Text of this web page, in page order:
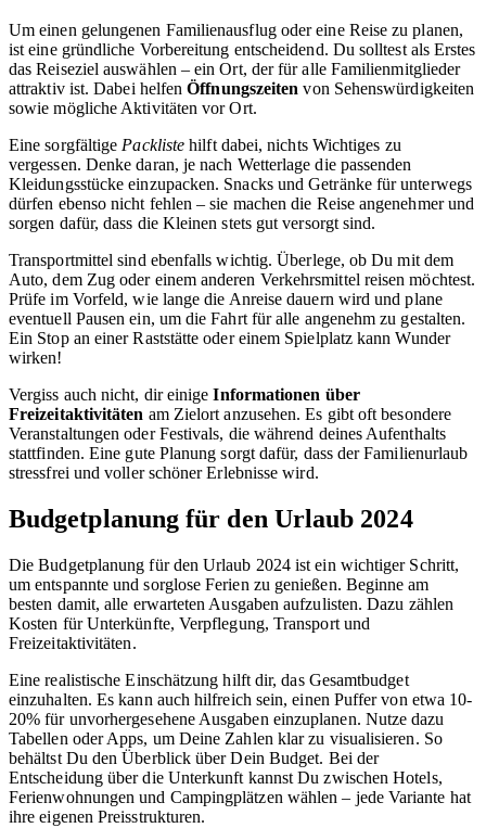
Um einen gelungenen Familienausflug oder eine Reise zu planen,
ist eine gründliche Vorbereitung entscheidend. Du solltest als Erstes
das Reiseziel auswählen – ein Ort, der für alle Familienmitglieder
attraktiv ist. Dabei helfenÖffnungszeiten von Sehenswürdigkeiten
sowie mögliche Aktivitäten vor Ort.
Eine sorgfältige Packliste hilft dabei, nichts Wichtiges zu
vergessen. Denke daran, je nach Wetterlage die passenden
Kleidungsstücke einzupacken. Snacks und Getränke für unterwegs
dürfen ebenso nicht fehlen – sie machen die Reise angenehmer und
sorgen dafür, dass die Kleinen stets gut versorgt sind.
Transportmittel sind ebenfalls wichtig. Überlege, ob Du mit dem
Auto, dem Zug oder einem anderen Verkehrsmittel reisen möchtest.
Prüfe im Vorfeld, wie lange die Anreise dauern wird und plane
eventuell Pausen ein, um die Fahrt für alle angenehm zu gestalten.
Ein Stop an einer Raststätte oder einem Spielplatz kann Wunder
wirken!
Vergiss auch nicht, dir einigeInformationen über
Freizeitaktivitäten am Zielort anzusehen. Es gibt oft besondere
Veranstaltungen oder Festivals, die während deines Aufenthalts
stattfinden. Eine gute Planung sorgt dafür, dass der Familienurlaub
stressfrei und voller schöner Erlebnisse wird.
Budgetplanung für den Urlaub 2024
Die Budgetplanung für den Urlaub 2024 ist ein wichtiger Schritt,
um entspannte und sorglose Ferien zu genießen. Beginne am
besten damit, alle erwarteten Ausgaben aufzulisten. Dazu zählen
Kosten für Unterkünfte, Verpflegung, Transport und
Freizeitaktivitäten.
Eine realistische Einschätzung hilft dir, das Gesamtbudget
einzuhalten. Es kann auch hilfreich sein, einen Puffer von etwa 10-
20% für unvorhergesehene Ausgaben einzuplanen. Nutze dazu
Tabellen oder Apps, um Deine Zahlen klar zu visualisieren. So
behältst Du den Überblick über Dein Budget. Bei der
Entscheidung über die Unterkunft kannst Du zwischen Hotels,
Ferienwohnungen und Campingplätzen wählen – jede Variante hat
ihre eigenen Preisstrukturen.